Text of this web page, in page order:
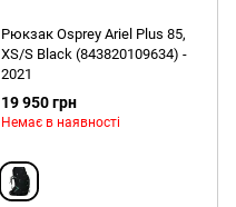
Рюкзак Osprey Ariel Plus 85,
XS/S Black (843820109634) -
2021
19 950 грн
Немає в наявності